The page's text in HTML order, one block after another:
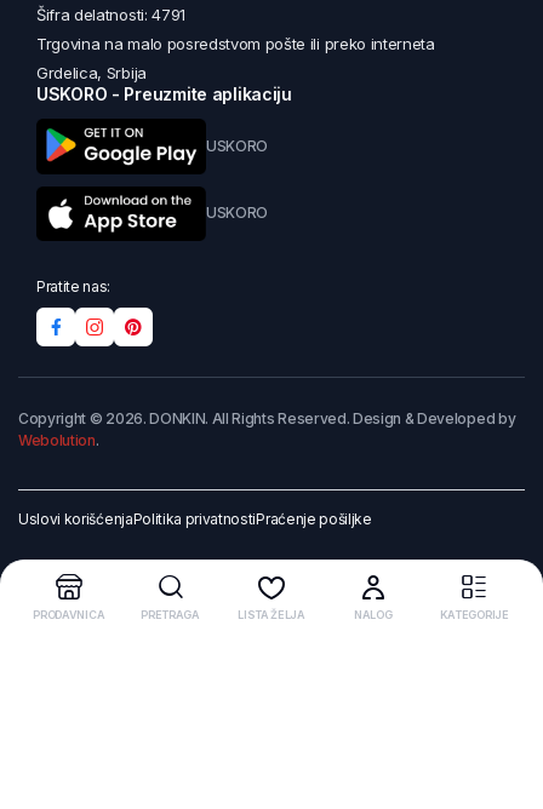
Šifra delatnosti: 4791
Trgovina na malo posredstvom pošte ili preko interneta
Grdelica, Srbija
USKORO - Preuzmite aplikaciju
USKORO
USKORO
Pratite nas:
Copyright © 2026. DONKIN. All Rights Reserved. Design & Developed by
Webolution.
Uslovi korišćenjaPolitika privatnostiPraćenje pošiljke
PRODAVNICA PRETRAGA LISTA ŽELJA NALOG KATEGORIJE